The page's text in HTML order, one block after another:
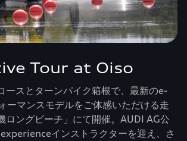
Tour at Oiso
ースとターンパイク箱根で、最新のe-
ーマンスモデルをご体感いただける走
ロングビーチ」にて開催。AUDI AG公
インストラクターを迎え、さ